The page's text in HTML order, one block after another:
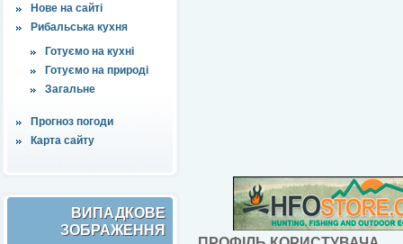
Нове на сайті
Рибальська кухня
Готуємо на кухні
Готуємо на природі
Загальне
Прогноз погоди
Карта сайту
ВИПАДКОВЕ
ЗОБРАЖЕННЯ